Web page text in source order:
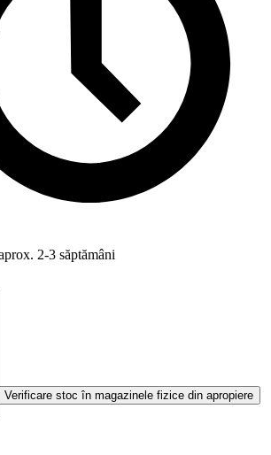
2-3 săptămâni
Verificare stoc în magazinele fizice din apropiere